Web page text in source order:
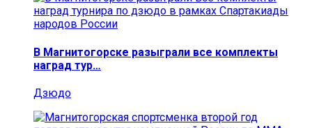
В Магнитогорске разыграли все комплекты
наград тур…
Дзюдо